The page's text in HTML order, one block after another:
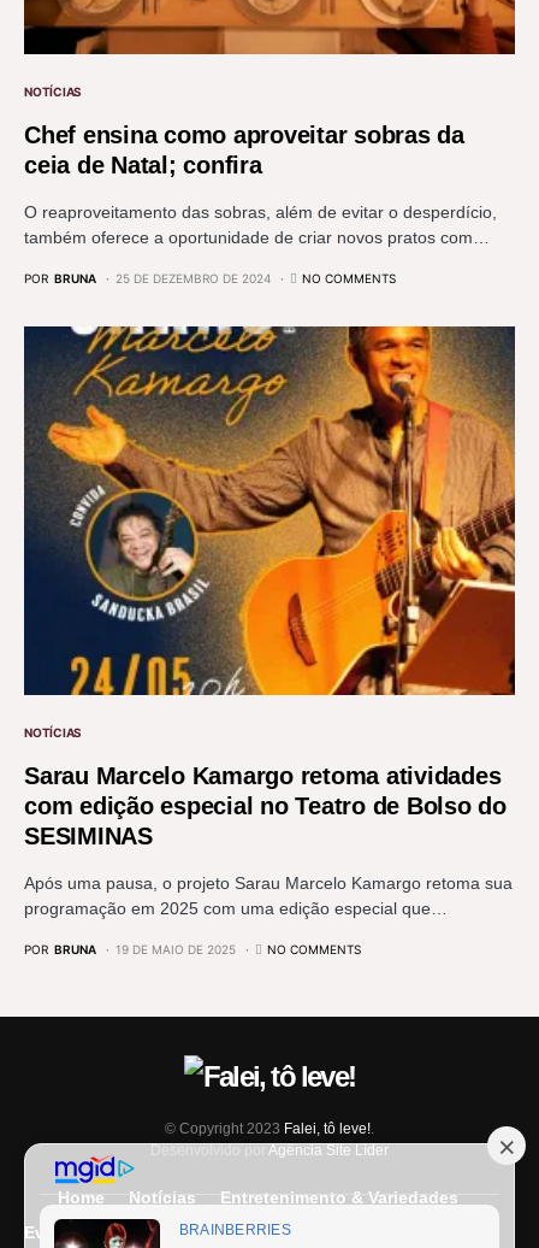
NOTÍCIAS
Chef ensina como aproveitar sobras da
ceia de Natal; confira
O reaproveitamento das sobras, além de evitar o desperdício,
também oferece a oportunidade de criar novos pratos com…
POR BRUNA 25 DE DEZEMBRO DE 2024 NO COMMENTS
NOTÍCIAS
Sarau Marcelo Kamargo retoma atividades
com edição especial no Teatro de Bolso do
SESIMINAS
Após uma pausa, o projeto Sarau Marcelo Kamargo retoma sua
programação em 2025 com uma edição especial que…
POR BRUNA 19 DE MAIO DE 2025 NO COMMENTS
© Copyright 2023 Falei, tô leve!.
Desenvolvido por Agência Site Líder
Home Notícias
Entretenimento & Variedades
Eventos
Entrevista Últimas Notícias